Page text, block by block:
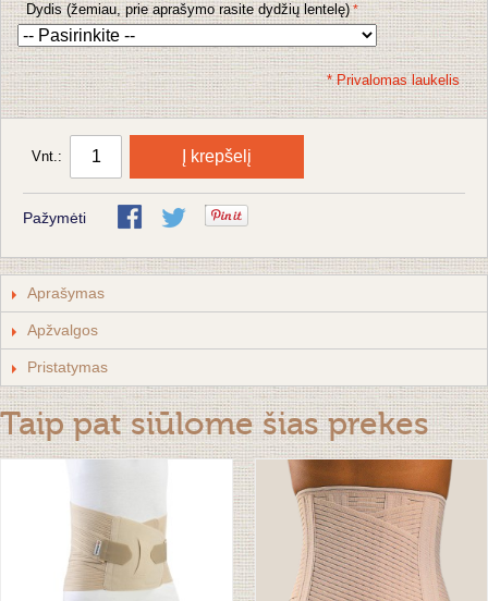
Dydis (žemiau, prie aprašymo rasite dydžių lentelę)
* Privalomas laukelis
Vnt.: Į krepšelį
Pažymėti
Aprašymas
Apžvalgos
Pristatymas
Taip pat siūlome šias prekes